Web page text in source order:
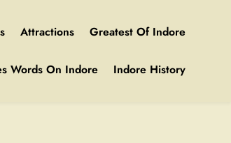
Attractions Greatest Of Indore
Words On Indore Indore History